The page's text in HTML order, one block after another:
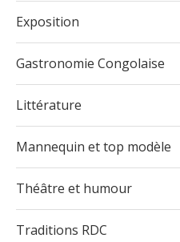
Exposition
Gastronomie Congolaise
Littérature
Mannequin et top modèle
Théâtre et humour
Traditions RDC